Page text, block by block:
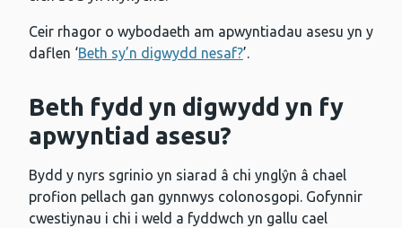
Ceir rhagor o wybodaeth am apwyntiadau asesu yn y
daflen ‘Beth sy’n digwydd nesaf?’.
Beth fydd yn digwydd yn fy
apwyntiad asesu?
Bydd y nyrs sgrinio yn siarad â chi ynglŷn â chael
profion pellach gan gynnwys colonosgopi. Gofynnir
cwestiynau i chi i weld a fyddwch yn gallu cael